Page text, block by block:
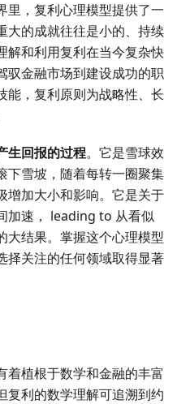
里，复利心理模型提供了一
大的成就往往是小的、持续
解和利用复利在当今复杂快
驭金融市场到建设成功的职
能，复利原则为战略性、长
生回报的过程。它是雪球效
雪坡，随着每转一圈聚集
增加大小和影响。它是关于
加速， leading to 从看似
大结果。掌握这个心理模型
择关注的任何领域取得显著
着植根于数学和金融的丰富
复利的数学理解可追溯到约